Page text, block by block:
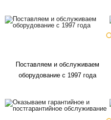
Поставляем и обслуживаем
оборудование с 1997 года